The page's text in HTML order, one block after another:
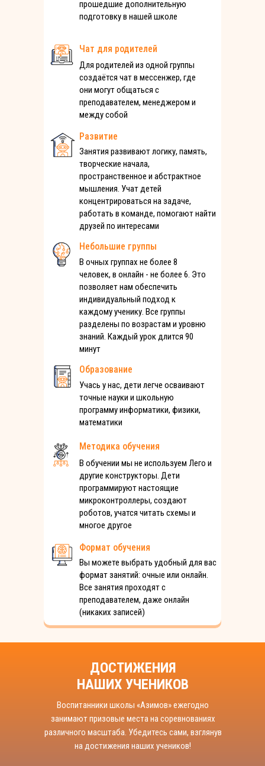
В очных группах не более 8
человек, в онлайн - не более 6. Это
позволяет нам обеспечить
индивидуальный подход к
каждому ученику. Все группы
разделены по возрастам и уровню
знаний. Каждый урок длится 90
минут
прошедшие дополнительную
подготовку в нашей школе
Чат для родителей
Для родителей из одной группы
создаётся чат в мессенжер, где
они могут общаться с
преподавателем, менеджером и
между собой
Небольшие группы
Образование
Учась у нас, дети легче осваивают
точные науки и школьную
программу информатики, физики,
математики
Методика обучения
В обучении мы не используем Лего и
другие конструкторы. Дети
программируют настоящие
микроконтроллеры, создают
роботов, учатся читать схемы и
многое другое
Формат обучения
Вы можете выбрать удобный для вас
формат занятий: очные или онлайн.
Все занятия проходят с
преподавателем, даже онлайн
(никаких записей)
Занятия развивают логику, память,
творческие начала,
пространственное и абстрактное
мышления. Учат детей
концентрироваться на задаче,
работать в команде, помогают найти
друзей по интересами
Развитие
ДОСТИЖЕНИЯ
НАШИХ УЧЕНИКОВ
Воспитанники школы «Азимов» ежегодно
занимают призовые места на соревнованиях
различного масштаба. Убедитесь сами, взглянув
на достижения наших учеников!